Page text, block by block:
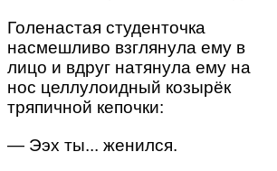
Голенастая студенточка
насмешливо взглянула ему в
лицо и вдруг натянула ему на
нос целлулоидный козырёк
тряпичной кепочки:
— Ээх ты... женился.